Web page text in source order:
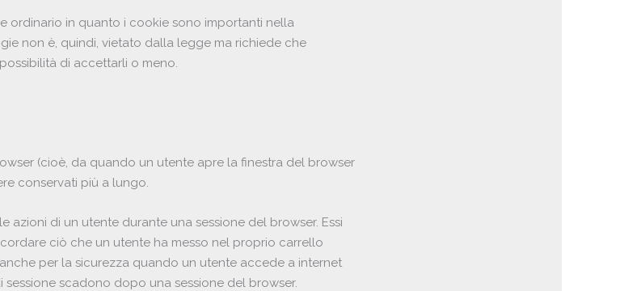
ordinario in quanto i cookie sono importanti nella
non è, quindi, vietato dalla legge ma richiede che
di accettarli o meno.
(cioè, da quando un utente apre la finestra del browser
conservati più a lungo.
di un utente durante una sessione del browser. Essi
ciò che un utente ha messo nel proprio carrello
per la sicurezza quando un utente accede a internet
scadono dopo una sessione del browser.